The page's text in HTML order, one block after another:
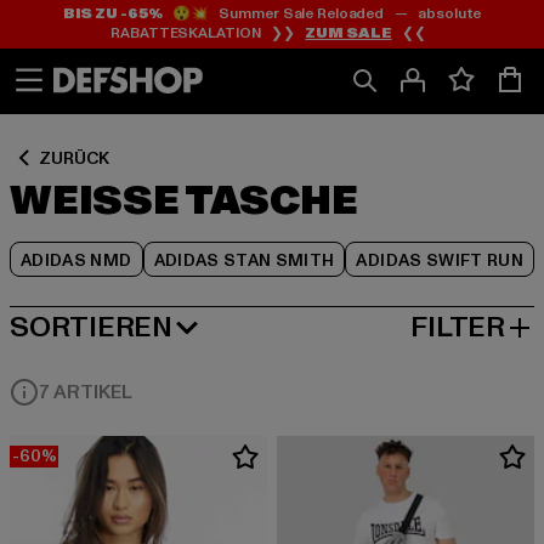
Zum
Inhalt
springen
Zum
Fußzeile
springen
BIS ZU -65%😲💥 Summer Sale Reloaded — absolute
RABATTESKALATION ❯❯ ZUM SALE ❮❮
ZURÜCK
WEISSE TASCHE
ADIDAS NMD ADIDAS STAN SMITH ADIDAS SWIFT RUN
Zum
Produktraster
springen
SORTIEREN
BELIEBTESTE FILTER
7 ARTIKEL
-60%